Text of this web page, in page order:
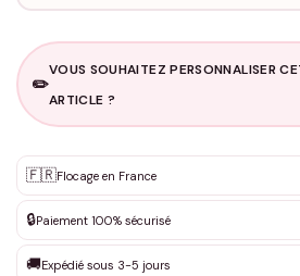
✏️
VOUS SOUHAITEZ PERSONNALISER
ARTICLE ?
✨ Personnalisation sur mesure
DEVIS GRATUIT · Personnalisation de 3
Que souhaitez-vous ?*
🇫🇷Flocage en France
🔒Paiement 100% sécurisé
🚚Expédié sous 3-5 jours